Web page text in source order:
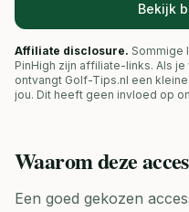
Bekijk
Affiliate disclosure. Sommige
PinHigh zijn affiliate-links. Als
ontvangt Golf-Tips.nl een
jou. Dit heeft geen invloed op
Waarom deze
Een goed gekozen